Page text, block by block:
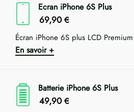
Ecran iPhone 6S Plus
69,90 €
Écran iPhone 6S plus LCD Premium
En savoir +
Batterie iPhone 6S Plus
49,90 €